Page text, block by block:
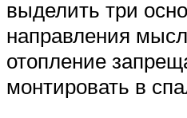
выделить три
направления
отопление
монтировать в